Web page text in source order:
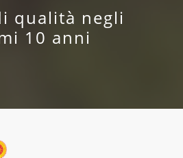
qualità negli
10 anni